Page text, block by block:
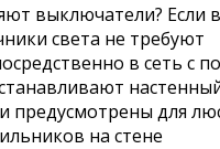
выключатели? Если в
света не требуют
в сеть с
предусмотрены для
на стене